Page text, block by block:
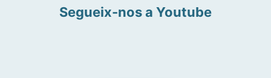
Segueix-nos a Youtube